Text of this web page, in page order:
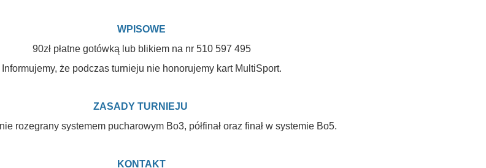
WPISOWE
90zł płatne gotówką lub blikiem na nr 510 597 495
Informujemy, że podczas turnieju nie honorujemy kart MultiSport.
ZASADY TURNIEJU
rozegrany systemem pucharowym Bo3, półfinał oraz finał w systemie Bo5.
KONTAKT